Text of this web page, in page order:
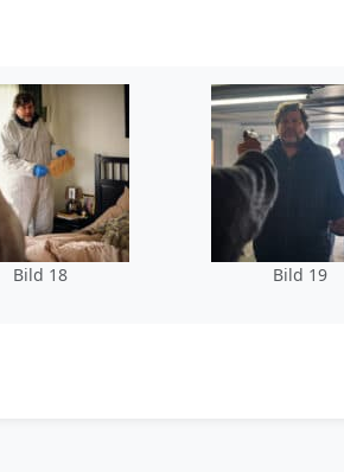
Bild 18 Bild 19